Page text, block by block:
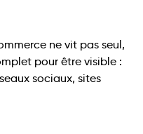
ne vit pas seul,
pour être visible :
sociaux, sites